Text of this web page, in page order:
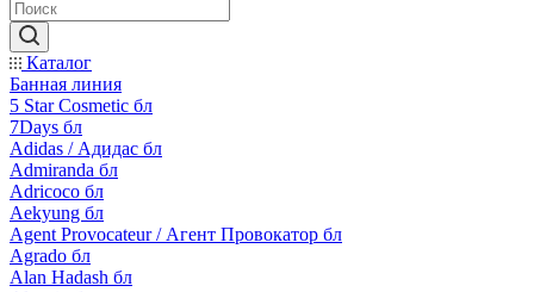
Каталог
Банная линия
5 Star Cosmetic бл
7Days бл
Adidas / Адидас бл
Admiranda бл
Adricoco бл
Aekyung бл
Agent Provocateur / Агент Провокатор бл
Agrado бл
Alan Hadash бл